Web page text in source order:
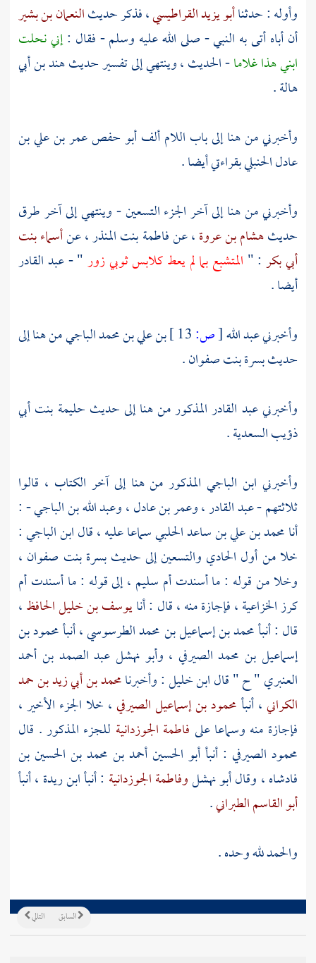
وأوله : حدثناأبو يزيد القراطيسي، فذكر حديثالنعمان بن بشير
أن أباه أتى به النبي - صلى الله عليه وسلم - فقال :إني نحلت
ابني هذا غلاما- الحديث ، وينتهي إلى تفسير حديثهند بن أبي
هالة.
وأخبرني من هنا إلى باب اللام ألفأبو حفص عمر بن علي بن
عادل الحنبليبقراءتي أيضا .
وأخبرني من هنا إلى آخر الجزء التسعين - وينتهي إلى آخر طرق
حديثهشام بن عروة، عنفاطمة بنت المنذر، عنأسماء بنت
أبي بكر : " المتشبع بما لم يعط كلابس ثوبي زور" - عبد القادر
أيضا .
وأخبرنيعبد الله[ص: بن علي بن محمد الباجيمن هنا إلى
حديثبسرة بنت صفوان.
وأخبرنيعبد القادرالمذكور من هنا إلى حديث حليمة بنت أبي
ذؤيب السعدية.
وأخبرني ابن الباجي المذكور من هنا إلى آخر الكتاب ، قالوا
ثلاثتهم -عبد القادر،وعمر بن عادل،وعبد الله بن الباجي- :
أنامحمد بن علي بن ساعد الحلبيسماعا عليه ، قالابن الباجي:
خلا من أول الحادي والتسعين إلى حديثبسرة بنت صفوان ،
وخلا من قوله : ما أسندتأم سليم ، إلى قوله : ما أسندتأم
كرز الخزاعية، فإجازة منه ، قال : أنايوسف بن خليل الحافظ،
قال : أنبأمحمد بن إسماعيل بن محمد الطرسوسي، أنبأمحمود بن
إسماعيل بن محمد الصيرفي ، وأبو نهشل عبد الصمد بن أحمد
العنبري" ح " قالابن خليل: وأخبرنامحمد بن أبي زيد بن حمد
الكراني، أنبأمحمود بن إسماعيل الصيرفي، خلا الجزء الأخير ،
فإجازة منه وسماعا على فاطمة الجوزدانية للجزء المذكور . قال
محمود الصيرفي : أنبأأبو الحسين أحمد بن محمد بن الحسين بن
فادشاه، وقالأبو نهشلوفاطمة الجوزدانية : أنبأابن ريدة ، أنبأ
أبو القاسم الطبراني.
والحمد لله وحده .
التالي السابق